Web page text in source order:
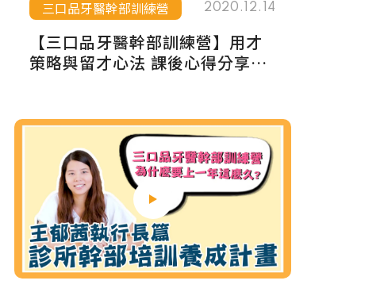
三口品牙醫幹部訓練營 2020.12.14
【三口品牙醫幹部訓練營】用才
策略與留才心法 課後心得分享－